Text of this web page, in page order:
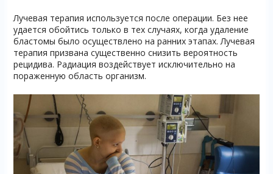
Лучевая терапия используется после операции. Без нее
удается обойтись только в тех случаях, когда удаление
бластомы было осуществлено на ранних этапах. Лучевая
терапия призвана существенно снизить вероятность
рецидива. Радиация воздействует исключительно на
пораженную область организм.